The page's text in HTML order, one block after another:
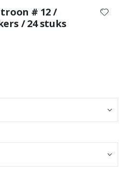
# 12 /
/ 24 stuks